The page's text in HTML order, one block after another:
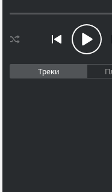
Треки